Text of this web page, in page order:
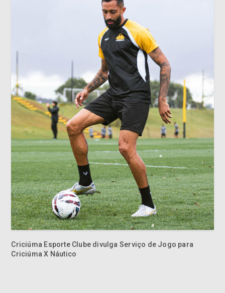
Criciúma Esporte Clube divulga Serviço de Jogo para
Criciúma X Náutico